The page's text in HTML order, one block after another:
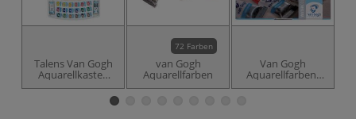
Talens Van Gogh
Aquarellkasten
mit 18 halben
72 Farben
van Gogh
Aquarellfarben
Van Gogh
Aquarellfarben-
Set, 20 x 10-ml-